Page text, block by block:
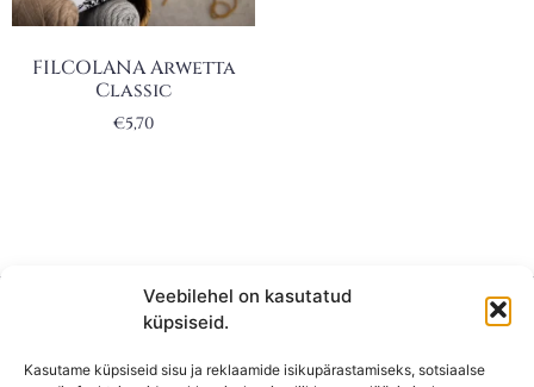
Veebilehel on kasutatud
küpsiseid.
Kasutame küpsiseid sisu ja reklaamide isikupärastamiseks, sotsiaalse
FILCOLANA Arwetta
Classic
€5,70